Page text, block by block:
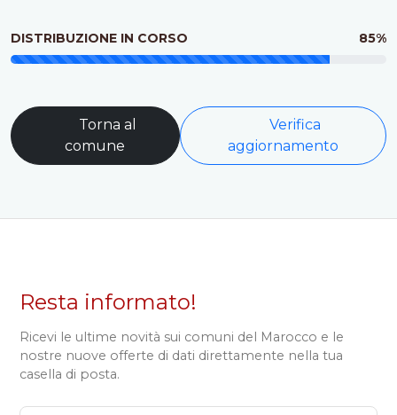
DISTRIBUZIONE IN CORSO 85%
Torna al
comune
Verifica
aggiornamento
Resta informato!
Ricevi le ultime novità sui comuni del Marocco e le
nostre nuove offerte di dati direttamente nella tua
casella di posta.